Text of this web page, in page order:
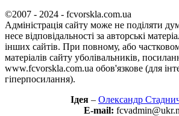
©2007 - 2024 - fcvorskla.com.ua
Адміністрація сайту може не поділяти
несе відповідальності за авторські
інших сайтів. При повному, або
матеріалів сайту уболівальників,
www.fcvorskla.com.ua обов'язкове (для
гіперпосилання).
Ідея – Олександр
E-mail: